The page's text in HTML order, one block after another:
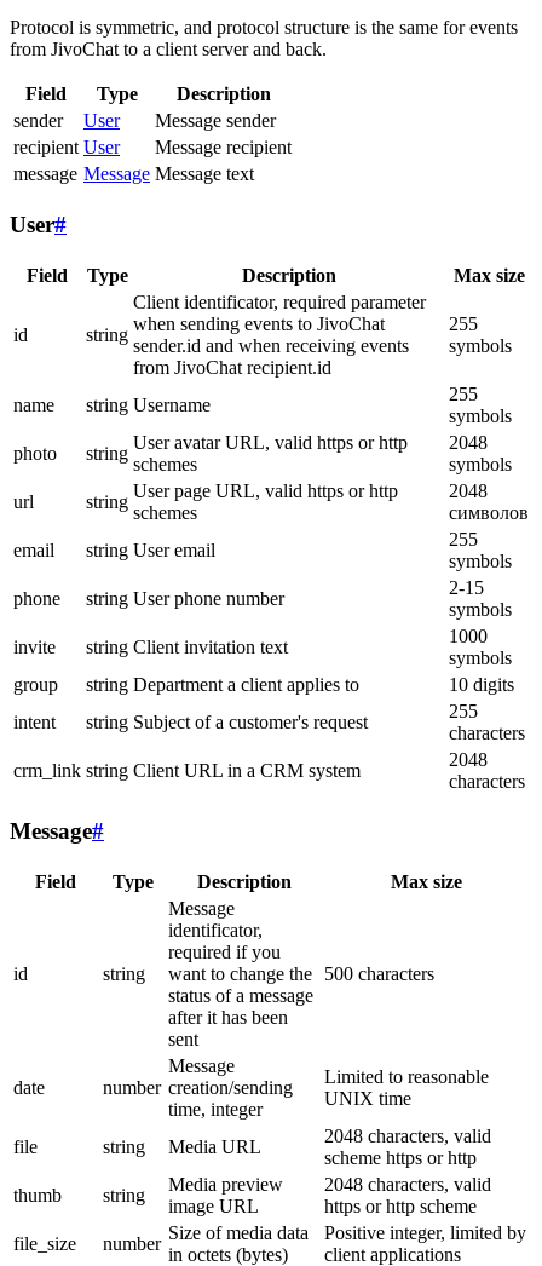
Protocol is symmetric, and protocol structure is the same for events
from JivoChat to a client server and back.
Field Type
Description
sender
User
Message sender
recipient User
Message recipient
message Message Message text
User#
Field Type Description Max size
id string
Client identificator, required parameter
when sending events to JivoChat
sender.id and when receiving events
from JivoChat recipient.id
255
symbols
name string Username
255
symbols
photo
string
User avatar URL, valid https or http
schemes
2048
symbols
url
string
User page URL, valid https or http
schemes
2048
символов
email
string User email
255
symbols
phone
string User phone number
2-15
symbols
invite
string Client invitation text
1000
symbols
group
string Department a client applies to
10 digits
intent
string Subject of a customer's request
255
characters
crm_link string Client URL in a CRM system
2048
characters
Message#
Field Type Description Max size
id string
Message
identificator,
required if you
want to change the
status of a message
after it has been
sent
500 characters
date number
Message
creation/sending
time, integer
Limited to reasonable
UNIX time
file string Media URL
2048 characters, valid
scheme https or http
thumb
string
Media preview
image URL
2048 characters, valid
https or http scheme
file_size
number
Size of media data
in octets (bytes)
Positive integer, limited by
client applications